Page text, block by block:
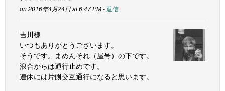
on 2016年4月24日 at 6:47 PM -返信
吉川様
いつもありがとうございます。
そうです。まめんそれ（屋号）の下です。
浪合からは通行止めです。
連休には片側交互通行になると思います。